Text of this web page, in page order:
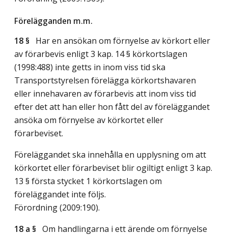
Förelägganden m.m.
18 § Har en ansökan om förnyelse av körkort eller
av förarbevis enligt 3 kap. 14 § körkortslagen
(1998:488) inte getts in inom viss tid ska
Transportstyrelsen förelägga körkortshavaren
eller innehavaren av förarbevis att inom viss tid
efter det att han eller hon fått del av föreläggandet
ansöka om förnyelse av körkortet eller
förarbeviset.
Föreläggandet ska innehålla en upplysning om att
körkortet eller förarbeviset blir ogiltigt enligt 3 kap.
13 § första stycket 1 körkortslagen om
föreläggandet inte följs.
Förordning (2009:190).
18 a § Om handlingarna i ett ärende om förnyelse